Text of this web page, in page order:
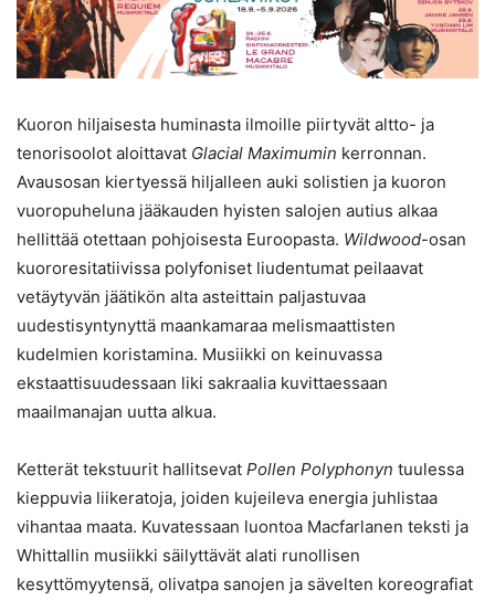
Kuoron hiljaisesta huminasta ilmoille piirtyvät altto- ja
tenorisoolot aloittavat Glacial Maximumin kerronnan.
Avausosan kiertyessä hiljalleen auki solistien ja kuoron
vuoropuheluna jääkauden hyisten salojen autius alkaa
hellittää otettaan pohjoisesta Euroopasta. Wildwood-osan
kuororesitatiivissa polyfoniset liudentumat peilaavat
vetäytyvän jäätikön alta asteittain paljastuvaa
uudestisyntynyttä maankamaraa melismaattisten
kudelmien koristamina. Musiikki on keinuvassa
ekstaattisuudessaan liki sakraalia kuvittaessaan
maailmanajan uutta alkua.
Ketterät tekstuurit hallitsevat Pollen Polyphonyn tuulessa
kieppuvia liikeratoja, joiden kujeileva energia juhlistaa
vihantaa maata. Kuvatessaan luontoa Macfarlanen teksti ja
Whittallin musiikki säilyttävät alati runollisen
kesyttömyytensä, olivatpa sanojen ja sävelten koreografiat